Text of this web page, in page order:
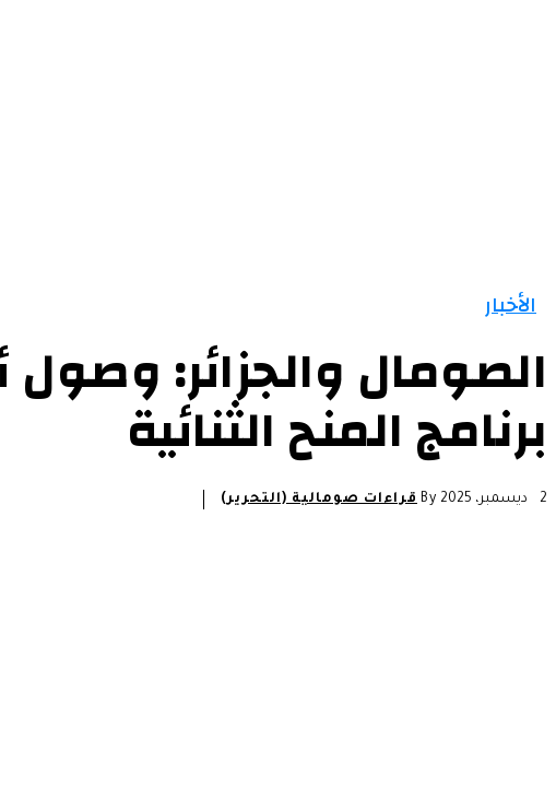
الأخبار
الصومال والجزائر:
برنامج المنح الثنائية
2 ديسمبر، 2025 By قراءات صومالية (التحرير)